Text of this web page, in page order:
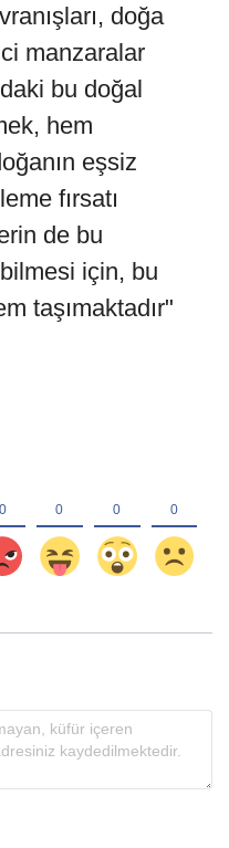
doğa
manzaralar
bu doğal
hem
eşsiz
fırsatı
de bu
için, bu
taşımaktadır"